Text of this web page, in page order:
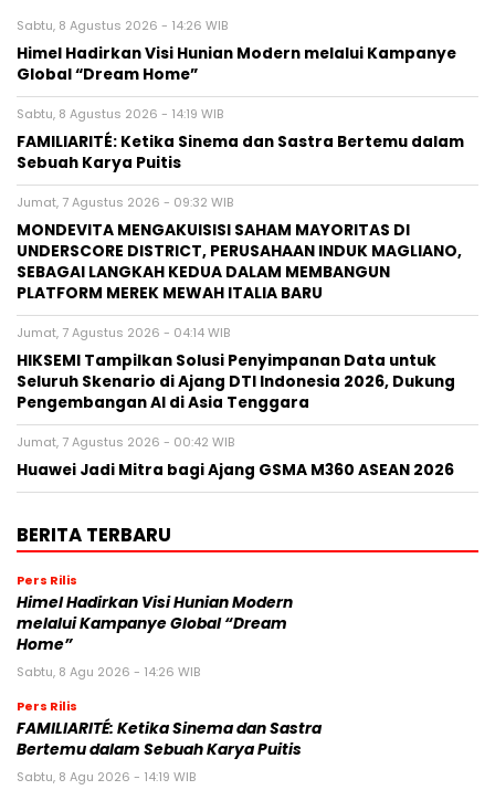
Sabtu, 8 Agustus 2026 - 14:26 WIB
Himel Hadirkan Visi Hunian Modern melalui Kampanye
Global “Dream Home”
Sabtu, 8 Agustus 2026 - 14:19 WIB
FAMILIARITÉ: Ketika Sinema dan Sastra Bertemu dalam
Sebuah Karya Puitis
Jumat, 7 Agustus 2026 - 09:32 WIB
MONDEVITA MENGAKUISISI SAHAM MAYORITAS DI
UNDERSCORE DISTRICT, PERUSAHAAN INDUK MAGLIANO,
SEBAGAI LANGKAH KEDUA DALAM MEMBANGUN
PLATFORM MEREK MEWAH ITALIA BARU
Jumat, 7 Agustus 2026 - 04:14 WIB
HIKSEMI Tampilkan Solusi Penyimpanan Data untuk
Seluruh Skenario di Ajang DTI Indonesia 2026, Dukung
Pengembangan AI di Asia Tenggara
Jumat, 7 Agustus 2026 - 00:42 WIB
Huawei Jadi Mitra bagi Ajang GSMA M360 ASEAN 2026
BERITA TERBARU
Pers Rilis
Himel Hadirkan Visi Hunian Modern
melalui Kampanye Global “Dream
Home”
Sabtu, 8 Agu 2026 - 14:26 WIB
Pers Rilis
FAMILIARITÉ: Ketika Sinema dan Sastra
Bertemu dalam Sebuah Karya Puitis
Sabtu, 8 Agu 2026 - 14:19 WIB